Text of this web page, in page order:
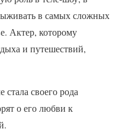
в самых сложных
Актер, которому
и путешествий,
стала своего рода
о его любви к